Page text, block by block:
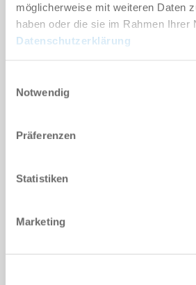
möglicherweise mit weiteren Daten
haben oder die sie im Rahmen
Datenschutzerklärung
Notwendig
Präferenzen
Statistiken
Marketing
다운로드